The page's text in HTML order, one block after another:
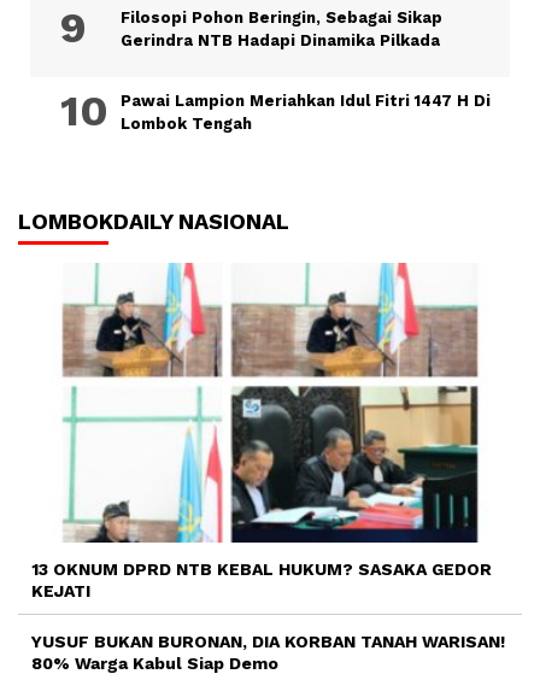
Filosopi Pohon Beringin, Sebagai Sikap
Gerindra NTB Hadapi Dinamika Pilkada
Pawai Lampion Meriahkan Idul Fitri 1447 H Di
Lombok Tengah
LOMBOKDAILY NASIONAL
13 OKNUM DPRD NTB KEBAL HUKUM? SASAKA GEDOR
KEJATI
YUSUF BUKAN BURONAN, DIA KORBAN TANAH WARISAN!
80% Warga Kabul Siap Demo